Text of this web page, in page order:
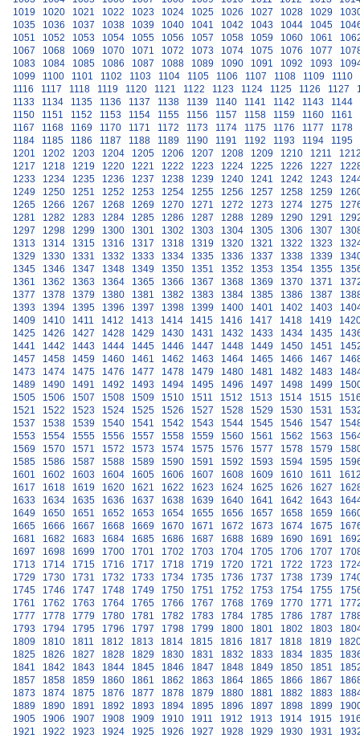
1019
1020 1021 1022 1023 1024 1025 1026 1027 1028 1029
1035
1036 1037 1038 1039 1040 1041 1042 1043 1044 1045
1051
1052 1053 1054 1055 1056 1057 1058 1059 1060 1061
1067
1068 1069 1070 1071 1072 1073 1074 1075 1076 1077
1083
1084 1085 1086 1087 1088 1089 1090 1091 1092 1093
1099
1100 1101 1102 1103 1104 1105 1106 1107 1108 1109
1110
1116
1117 1118 1119 1120 1121 1122 1123 1124 1125 1126 1127
1133
1134 1135 1136 1137 1138 1139 1140 1141 1142 1143
1144
1150
1151 1152 1153 1154 1155 1156 1157 1158 1159 1160
1161
1167
1168 1169 1170 1171 1172 1173 1174 1175 1176 1177
1178
1184
1185 1186 1187 1188 1189 1190 1191 1192 1193 1194
1195
1201
1202 1203 1204 1205 1206 1207 1208 1209 1210 1211
1217
1218 1219 1220 1221 1222 1223 1224 1225 1226 1227
1233
1234 1235 1236 1237 1238 1239 1240 1241 1242 1243
1249
1250 1251 1252 1253 1254 1255 1256 1257 1258 1259
1265
1266 1267 1268 1269 1270 1271 1272 1273 1274 1275
1281
1282 1283 1284 1285 1286 1287 1288 1289 1290 1291
1297
1298 1299 1300 1301 1302 1303 1304 1305 1306 1307
1313
1314 1315 1316 1317 1318 1319 1320 1321 1322 1323
1329
1330 1331 1332 1333 1334 1335 1336 1337 1338 1339
1345
1346 1347 1348 1349 1350 1351 1352 1353 1354 1355
1361
1362 1363 1364 1365 1366 1367 1368 1369 1370 1371
1377
1378 1379 1380 1381 1382 1383 1384 1385 1386 1387
1393
1394 1395 1396 1397 1398 1399 1400 1401 1402 1403
1409
1410 1411 1412 1413 1414 1415 1416 1417 1418 1419
1425
1426 1427 1428 1429 1430 1431 1432 1433 1434 1435
1441
1442 1443 1444 1445 1446 1447 1448 1449 1450 1451
1457
1458 1459 1460 1461 1462 1463 1464 1465 1466 1467
1473
1474 1475 1476 1477 1478 1479 1480 1481 1482 1483
1489
1490 1491 1492 1493 1494 1495 1496 1497 1498 1499
1505
1506 1507 1508 1509 1510 1511 1512 1513 1514 1515
1521
1522 1523 1524 1525 1526 1527 1528 1529 1530 1531
1537
1538 1539 1540 1541 1542 1543 1544 1545 1546 1547
1553
1554 1555 1556 1557 1558 1559 1560 1561 1562 1563
1569
1570 1571 1572 1573 1574 1575 1576 1577 1578 1579
1585
1586 1587 1588 1589 1590 1591 1592 1593 1594 1595
1601
1602 1603 1604 1605 1606 1607 1608 1609 1610 1611
1617
1618 1619 1620 1621 1622 1623 1624 1625 1626 1627
1633
1634 1635 1636 1637 1638 1639 1640 1641 1642 1643
1649
1650 1651 1652 1653 1654 1655 1656 1657 1658 1659
1665
1666 1667 1668 1669 1670 1671 1672 1673 1674 1675
1681
1682 1683 1684 1685 1686 1687 1688 1689 1690 1691
1697
1698 1699 1700 1701 1702 1703 1704 1705 1706 1707
1713
1714 1715 1716 1717 1718 1719 1720 1721 1722 1723
1729
1730 1731 1732 1733 1734 1735 1736 1737 1738 1739
1745
1746 1747 1748 1749 1750 1751 1752 1753 1754 1755
1761
1762 1763 1764 1765 1766 1767 1768 1769 1770 1771
1777
1778 1779 1780 1781 1782 1783 1784 1785 1786 1787
1793
1794 1795 1796 1797 1798 1799 1800 1801 1802 1803
1809
1810 1811 1812 1813 1814 1815 1816 1817 1818 1819
1825
1826 1827 1828 1829 1830 1831 1832 1833 1834 1835
1841
1842 1843 1844 1845 1846 1847 1848 1849 1850 1851
1857
1858 1859 1860 1861 1862 1863 1864 1865 1866 1867
1873
1874 1875 1876 1877 1878 1879 1880 1881 1882 1883
1889
1890 1891 1892 1893 1894 1895 1896 1897 1898 1899
1905
1906 1907 1908 1909 1910 1911 1912 1913 1914 1915
1921
1922 1923 1924 1925 1926 1927 1928 1929 1930 1931